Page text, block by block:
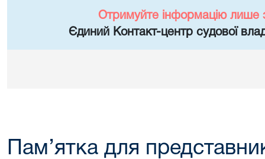
Отримуйте інформацію лише
Єдиний Контакт-центр судової
Пам’ятка для